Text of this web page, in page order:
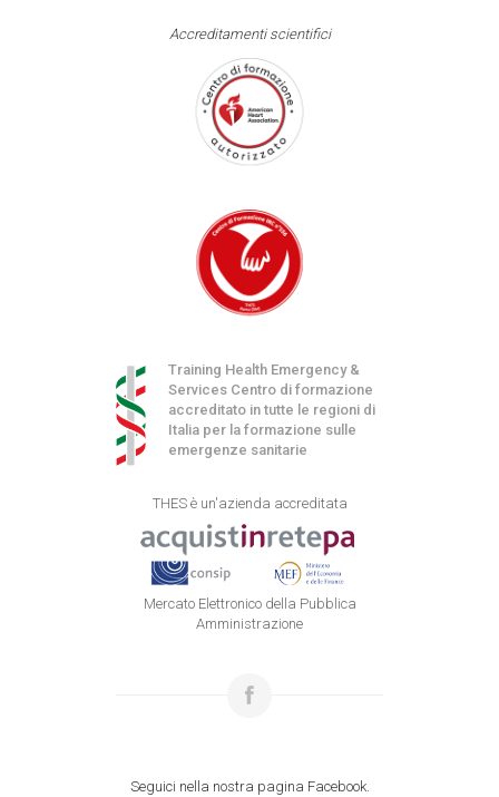
Accreditamenti scientifici
Training Health Emergency &
Services Centro di formazione
accreditato in tutte le regioni di
Italia per la formazione sulle
emergenze sanitarie
THES è un'azienda accreditata
Mercato Elettronico della Pubblica
Amministrazione
Seguici nella nostra pagina Facebook.